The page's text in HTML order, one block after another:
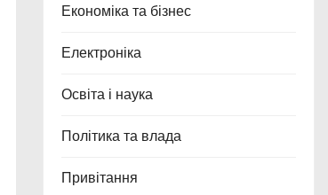
Економіка та бізнес
Електроніка
Освіта і наука
Політика та влада
Привітання